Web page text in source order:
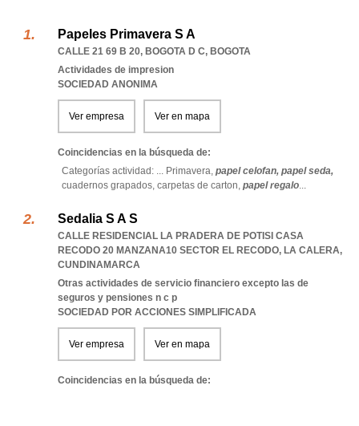
Papeles Primavera S A
CALLE 21 69 B 20, BOGOTA D C, BOGOTA
Actividades de impresion
SOCIEDAD ANONIMA
Ver empresa Ver en mapa
Coincidencias en la búsqueda de:
Categorías actividad: ... Primavera, papel celofan, papel seda,
cuadernos grapados, carpetas de carton, papel regalo...
Sedalia S A S
CALLE RESIDENCIAL LA PRADERA DE POTISI CASA
RECODO 20 MANZANA10 SECTOR EL RECODO, LA CALERA,
CUNDINAMARCA
Otras actividades de servicio financiero excepto las de
seguros y pensiones n c p
SOCIEDAD POR ACCIONES SIMPLIFICADA
Ver empresa Ver en mapa
Coincidencias en la búsqueda de: